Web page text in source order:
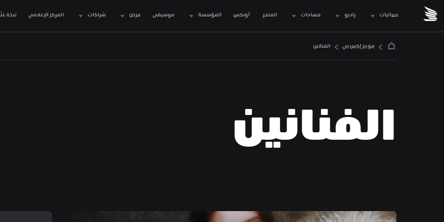
فعاليات راديو مساحات المتجر المؤسسة موسيقى فرص شراكات المركز الإعلامي نبذة
موجز إكس بي الفنانين
الفنانين